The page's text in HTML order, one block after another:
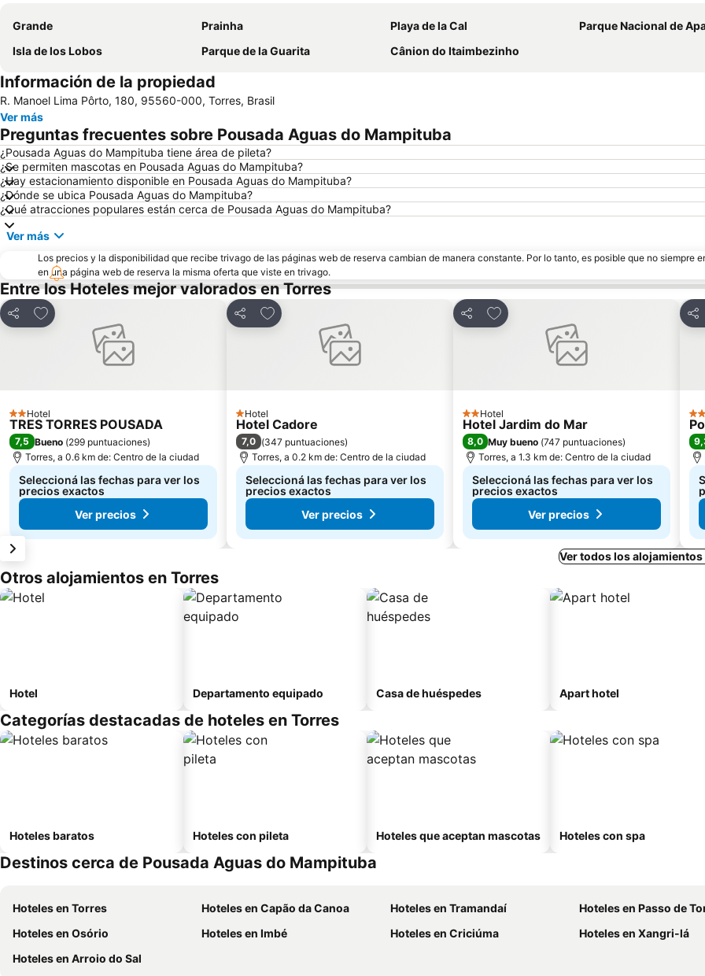
Grande Prainha Playa de la Cal
Parque Nacional de Aparados da
Isla de los Lobos
Parque de la Guarita Cânion do Itaimbezinho
Información de la propiedad
R. Manoel Lima Pôrto, 180, 95560-000, Torres, Brasil
Ver más
Preguntas frecuentes sobre Pousada Aguas do Mampituba
¿Pousada Aguas do Mampituba tiene área de pileta?
¿Se permiten mascotas en Pousada Aguas do Mampituba?
¿Hay estacionamiento disponible en Pousada Aguas do Mampituba?
¿Dónde se ubica Pousada Aguas do Mampituba?
¿Qué atracciones populares están cerca de Pousada Aguas do Mampituba?
Ver más
Los precios y la disponibilidad que recibe trivago de las páginas web de reserva cambian de manera constante. Por lo tanto, es posible que no siempre
en una página web de reserva la misma oferta que viste en trivago.
Entre los Hoteles mejor valorados en Torres
Compartir
Añadir a favoritos
2 Estrellas
Hotel
TRES TORRES POUSADA
7,5 Bueno (299 puntuaciones)
Torres, a 0.6 km de: Centro de la ciudad
Seleccioná las fechas para ver los
precios exactos
Ver precios
Compartir
Añadir a favoritos
1 Estrellas
Hotel
Hotel Cadore
7,0 (347 puntuaciones)
Torres, a 0.2 km de: Centro de la ciudad
Seleccioná las fechas para ver los
precios exactos
Ver precios
Compartir
Añadir a favoritos
2 Estrellas
Hotel
Hotel Jardim do Mar
8,0 Muy bueno (747 puntuaciones)
Torres, a 1.3 km de: Centro de la ciudad
Seleccioná las fechas para ver los
precios exactos
Ver precios
4
Ver todos los alojamientos
Otros alojamientos en Torres
Hotel Departamento equipado Casa de huéspedes Apart hotel
Categorías destacadas de hoteles en Torres
Hoteles baratos Hoteles con pileta Hoteles que aceptan mascotas Hoteles con spa
Destinos cerca de Pousada Aguas do Mampituba
Hoteles en Torres Hoteles en Capão da Canoa Hoteles en Tramandaí
Hoteles en Passo de
Hoteles en Osório
Hoteles en Imbé Hoteles en Criciúma
Hoteles en Xangri-lá
Hoteles en Arroio do Sal